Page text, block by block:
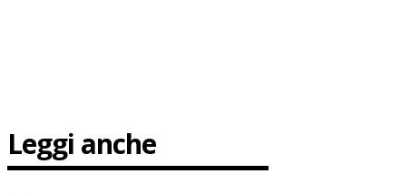
Leggi anche